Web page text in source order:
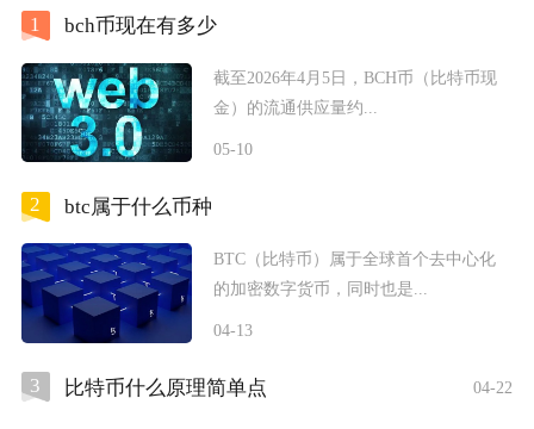
1 bch币现在有多少
截至2026年4月5日，BCH币（比特币现
金）的流通供应量约...
05-10
2 btc属于什么币种
BTC（比特币）属于全球首个去中心化
的加密数字货币，同时也是...
04-13
3 比特币什么原理简单点 04-22